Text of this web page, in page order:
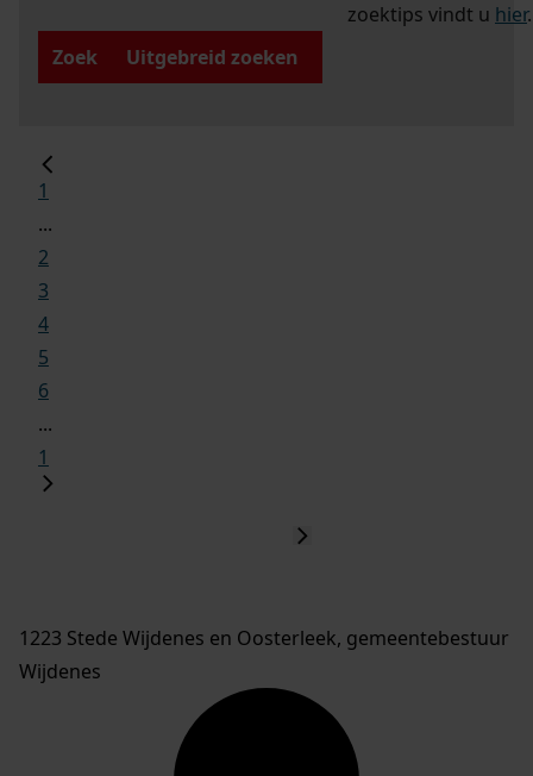
zoektips vindt u hier.
Zoek
Uitgebreid zoeken
1
...
2
3
4
5
6
...
1
1223 Stede Wijdenes en Oosterleek, gemeentebestuur
Wijdenes